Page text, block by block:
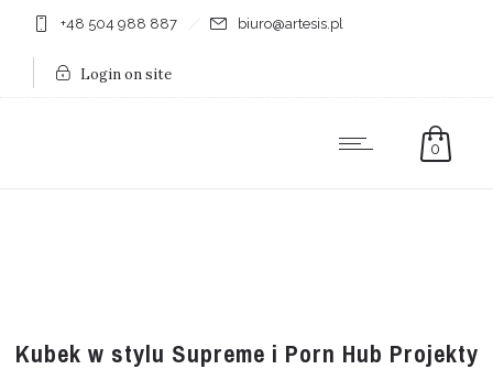
+48 504 988 887 biuro@artesis.pl
Login on site
0
Kubek w stylu Supreme i Porn Hub Projekty